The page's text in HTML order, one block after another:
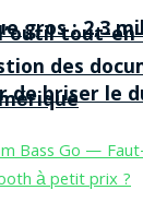
gros : 2,3
briser le
tout-
des